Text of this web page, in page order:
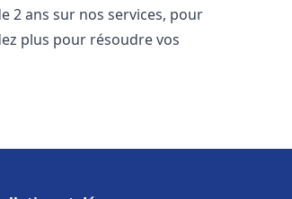
2 ans sur nos services, pour
plus pour résoudre vos